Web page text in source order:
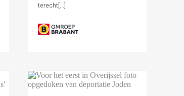
terecht[…]